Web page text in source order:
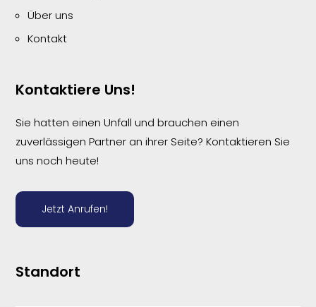
Über uns
Kontakt
Kontaktiere Uns!
Sie hatten einen Unfall und brauchen einen
zuverlässigen Partner an ihrer Seite? Kontaktieren Sie
uns noch heute!
Jetzt Anrufen!
Standort